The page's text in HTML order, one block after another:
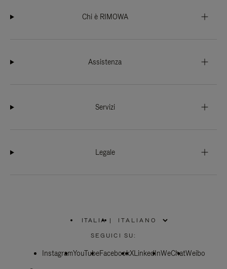
Chi è RIMOWA
Assistenza
Servizi
Legale
ITALIA
SELEZIONA
IL
PAESE
|
SEGUICI SU:
InstagramYouTubeFacebookXLinkedInWeChatWeibo